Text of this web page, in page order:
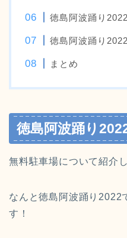
徳島阿波踊り
徳島阿波踊り
まとめ
徳島阿波踊り
無料駐車場について紹介し
なんと徳島阿波踊り2022
す！